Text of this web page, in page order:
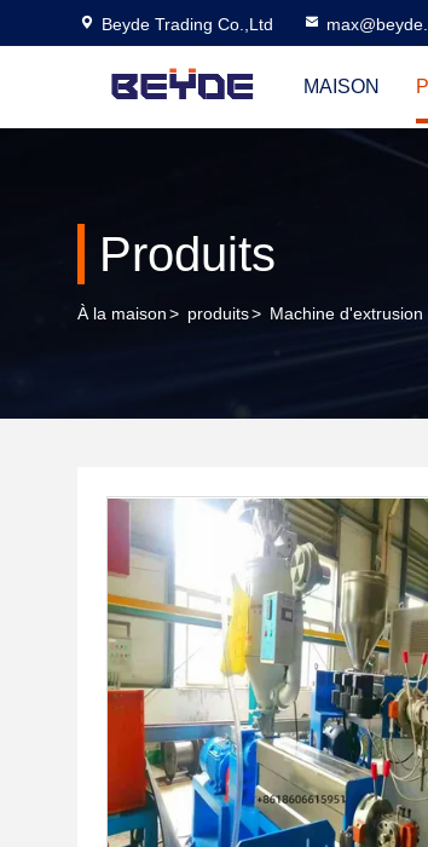
Beyde Trading Co.,Ltd
MAISON
Produits
À la maison> produits> Machine d'extrusion